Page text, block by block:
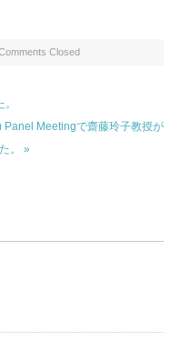
& Lectures
Closed
Panel Meetingで齋藤玲子教授が
。 »